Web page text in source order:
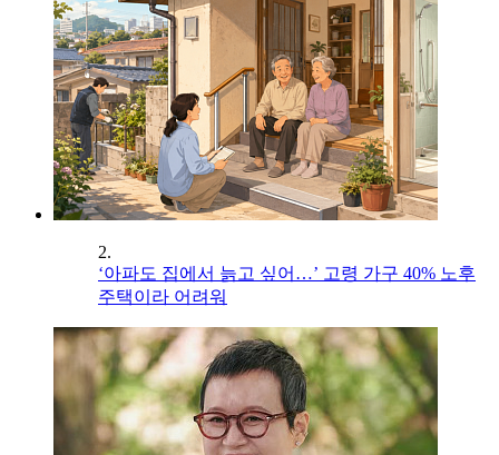
2.
‘아파도 집에서 늙고 싶어…’ 고령 가구 40% 노후
주택이라 어려워